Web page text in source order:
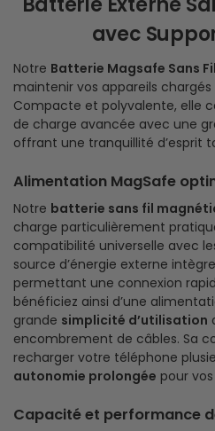
avec
Notre Batterie Magsafe Sans Fil
maintenir vos appareils chargés
Compacte et polyvalente, elle
de charge avancée avec une
offrant une tranquillité d’esprit
Alimentation MagSafe
Notre batterie sans fil
charge particulièrement
compatibilité universelle avec
source d’énergie externe
permettant une connexion
bénéficiez ainsi d’une
grande simplicité d’utilisation
encombrement de câbles. Sa
recharger votre téléphone
autonomie prolongée pour
Capacité et performance